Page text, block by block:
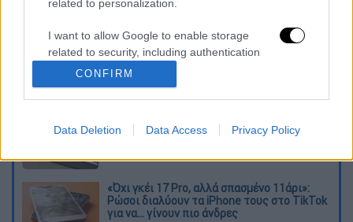
related to personalization.
I want to allow Google to enable storage
related to security, including authentication
functionality and fraud prevention, and other
user protection.
CONFIRM
Data Deletion Data Access Privacy Policy
περιορισμοί: Το Ιράν σκληραίνει τη γραμμή
Η πρώτη δήλωση της οικογένειας της
38χρονης Βρετανίδας που δολοφονήθηκε
στην Κυψέλη
Ντύθηκε «Χάρος», ανέβηκε στην οροφή
νοσοκομείου και κοιτούσε επίμονα τους
«Όχι γκέι 17 Pro, αλλά σπασμένο 11άρι»:
Ρώσοι διαλύουν τα iPhone τους στο TikTok
για να... γίνουν πιο άνδρες